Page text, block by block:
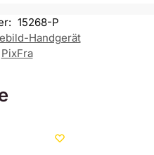
15268-P
Handgerät
PixFra